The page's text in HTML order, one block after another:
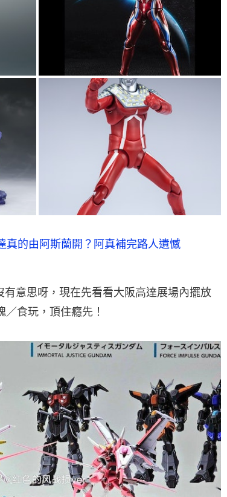
真的由阿斯蘭開？阿真補完路人遺憾
有意思呀，現在先看看大阪高達展場內擺放
食玩，頂住癮先！